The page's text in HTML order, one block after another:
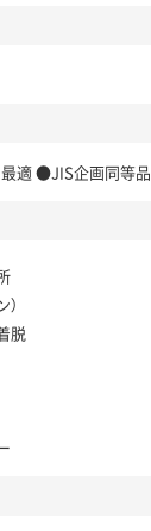
適 ●JIS企画同等品
脱